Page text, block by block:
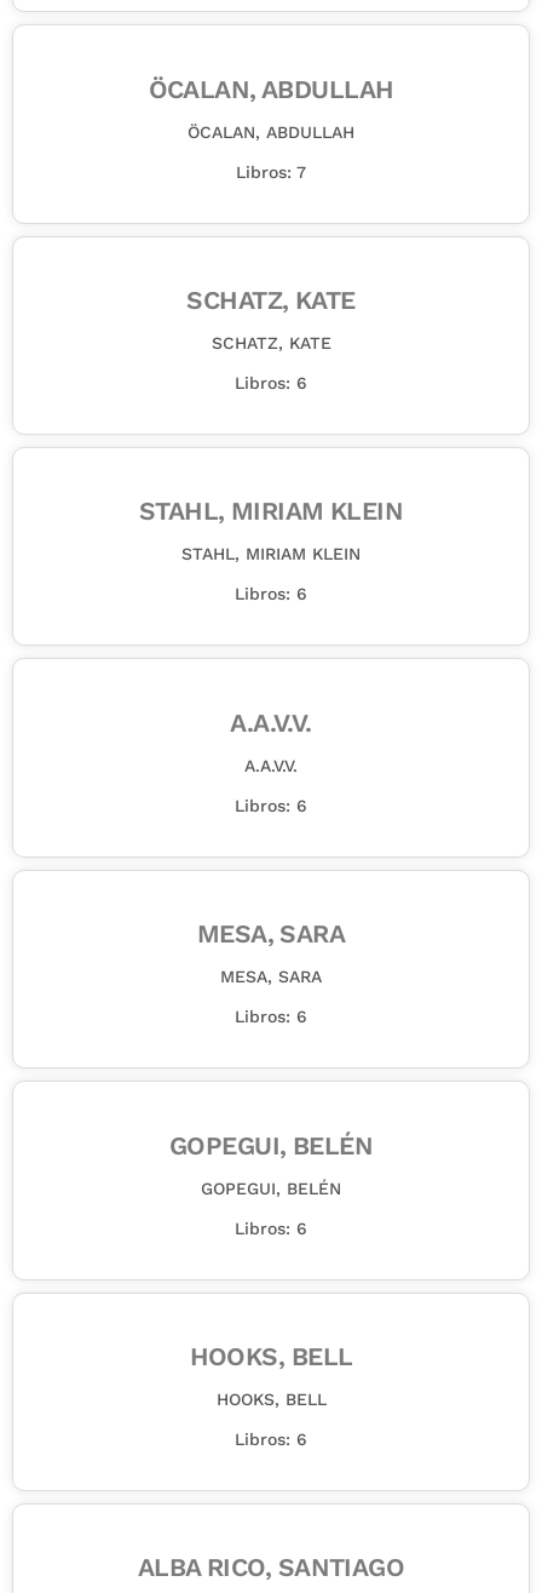
ÖCALAN, ABDULLAH
ÖCALAN, ABDULLAH
Libros: 7
SCHATZ, KATE
SCHATZ, KATE
Libros: 6
STAHL, MIRIAM KLEIN
STAHL, MIRIAM KLEIN
Libros: 6
A.A.V.V.
A.A.V.V.
Libros: 6
MESA, SARA
MESA, SARA
Libros: 6
GOPEGUI, BELÉN
GOPEGUI, BELÉN
Libros: 6
HOOKS, BELL
HOOKS, BELL
Libros: 6
ALBA RICO, SANTIAGO